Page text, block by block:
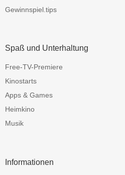
Gewinnspiel.tips
Spaß und Unterhaltung
Free-TV-Premiere
Kinostarts
Apps & Games
Heimkino
Musik
Informationen